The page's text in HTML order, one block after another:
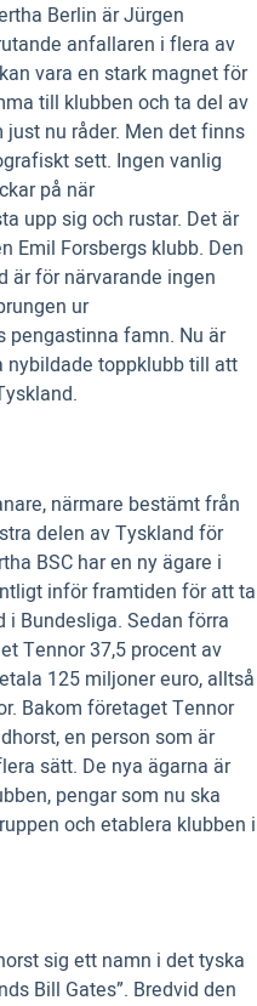
Berlin är Jürgen
anfallaren i flera av
vara en stark magnet för
till klubben och ta del av
nu råder. Men det finns
sett. Ingen vanlig
på när
upp sig och rustar. Det är
Emil Forsbergs klubb. Den
är för närvarande ingen
ur
pengastinna famn. Nu är
nybildade toppklubb till att
närmare bestämt från
delen av Tyskland för
BSC har en ny ägare i
inför framtiden för att ta
Bundesliga. Sedan förra
Tennor 37,5 procent av
125 miljoner euro, alltså
Bakom företaget Tennor
en person som är
sätt. De nya ägarna är
pengar som nu ska
och etablera klubben i
sig ett namn i det tyska
Bill Gates”. Bredvid den